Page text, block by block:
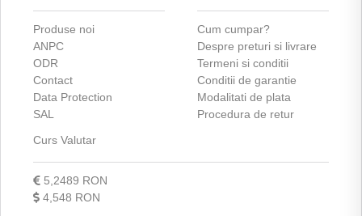
Produse noi
ANPC
ODR
Contact
Data Protection
SAL
Cum cumpar?
Despre preturi si livrare
Termeni si conditii
Conditii de garantie
Modalitati de plata
Procedura de retur
Curs Valutar
5,2489 RON
4,548 RON